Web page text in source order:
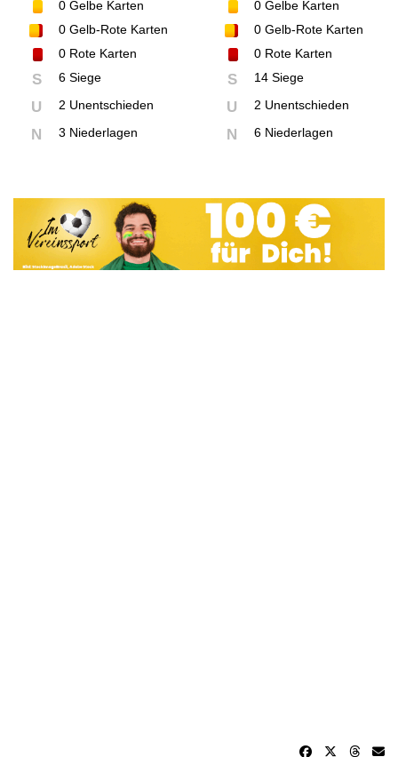
0 Gelbe Karten
0 Gelb-Rote Karten
0 Rote Karten
S 6 Siege
U 2 Unentschieden
N 3 Niederlagen
0Gelbe Karten
0Gelb-Rote Karten
0Rote Karten
S 14 Siege
U 2 Unentschieden
N 6 Niederlagen